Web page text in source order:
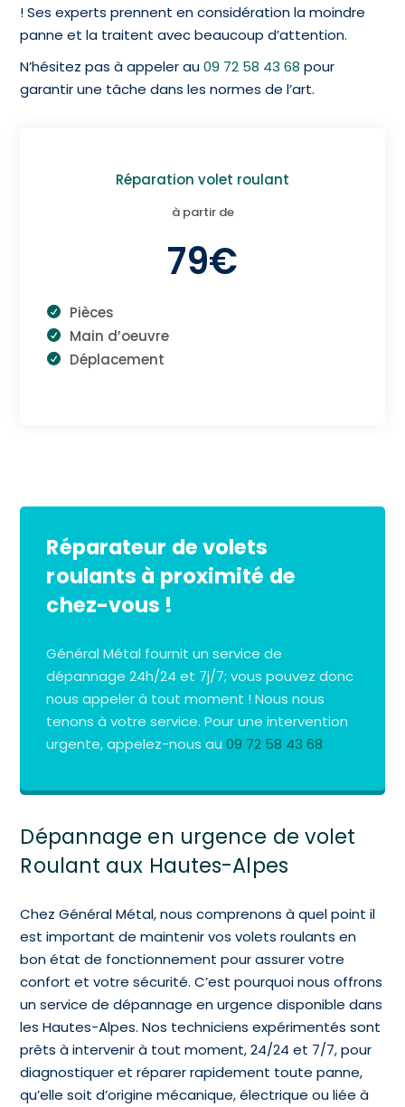
! Ses experts prennent en considération la moindre
panne et la traitent avec beaucoup d’attention.
N’hésitez pas à appeler au09 72 58 43 68 pour
garantir une tâche dans les normes de l’art.
Réparation volet roulant
à partir de
79€
Pièces
Main d’oeuvre
Déplacement
Réparateur de volets
roulants à proximité de
chez-vous !
Général Métal fournit un service de
dépannage 24h/24 et 7j/7; vous pouvez donc
nous appeler à tout moment ! Nous nous
tenons à votre service. Pour une intervention
urgente, appelez-nous au09 72 58 43 68
Dépannage en urgence de volet
Roulant aux Hautes-Alpes
Chez Général Métal, nous comprenons à quel point il
est important de maintenir vos volets roulants en
bon état de fonctionnement pour assurer votre
confort et votre sécurité. C’est pourquoi nous offrons
un service de dépannage en urgence disponible dans
les Hautes-Alpes. Nos techniciens expérimentés sont
prêts à intervenir à tout moment, 24/24 et 7/7, pour
diagnostiquer et réparer rapidement toute panne,
qu’elle soit d’origine mécanique, électrique ou liée à